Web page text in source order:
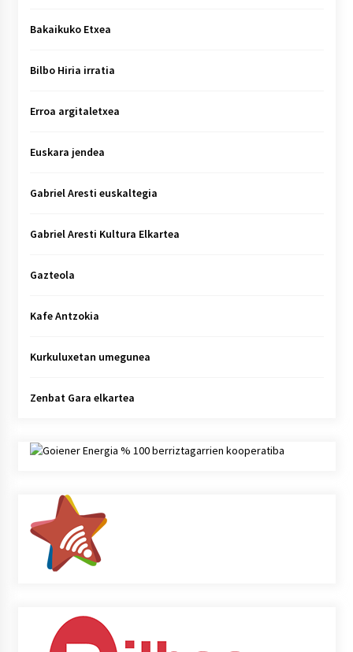
Bakaikuko Etxea
Bilbo Hiria irratia
Erroa argitaletxea
Euskara jendea
Gabriel Aresti euskaltegia
Gabriel Aresti Kultura Elkartea
Gazteola
Kafe Antzokia
Kurkuluxetan umegunea
Zenbat Gara elkartea